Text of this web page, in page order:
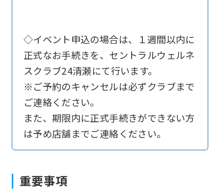
◇イベント申込の場合は、１週間以内に
正式なお手続きを、セントラルウェルネ
スクラブ24清瀬にて行います。
※ご予約のキャンセルは必ずクラブまで
ご連絡ください。
また、期限内に正式手続きができない方
は予め店舗までご連絡ください。
重要事項
below
(start
automatic
translation)
to
return
to
the